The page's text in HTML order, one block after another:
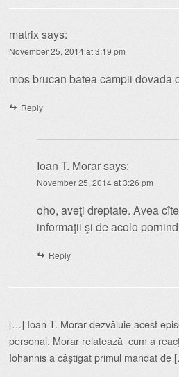
matrixsays:
November 25, 2014 at 3:19 pm
mos brucan batea campii dovada
Reply
Ioan T. Morarsays:
November 25, 2014 at 3:26 pm
oho, aveţi dreptate. Avea
informaţii şi de acolo
Reply
[…] Ioan T. Morar dezvăluie acest
personal. Morar relatează cum a
Iohannis a câştigat primul mandat de